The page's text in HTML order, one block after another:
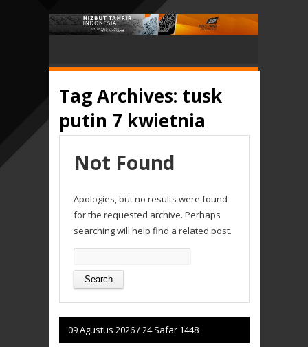
Tag Archives: tusk
putin 7 kwietnia
Not Found
Apologies, but no results were found
for the requested archive. Perhaps
searching will help find a related post.
for:
09 Agustus 2026/24 Safar 1448